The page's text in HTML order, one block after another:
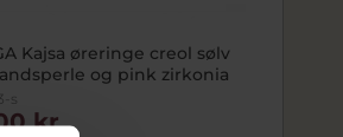
Kajsa øreringe creol sølv
og pink zirkonia
s
kr